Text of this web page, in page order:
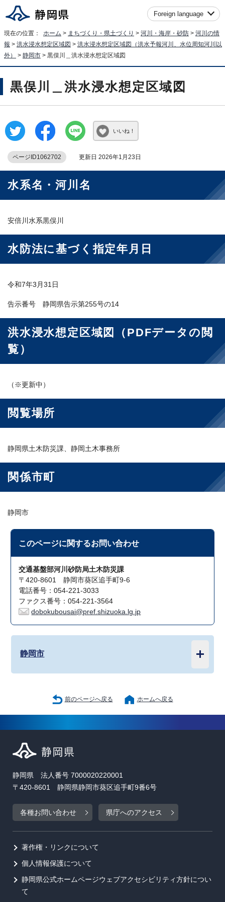
Foreign language
現在の位置： ホーム > まちづくり・県土づくり > 河川・海岸・砂防 > 河川の情
報 > 洪水浸水想定区域図 > 洪水浸水想定区域図（洪水予報河川、水位周知河川以
外）
> 静岡市 > 黒俣川＿洪水浸水想定区域図
黒俣川＿洪水浸水想定区域図
いいね！
ページID1062702 更新日 2026年1月23日
水系名・河川名
安倍川水系黒俣川
水防法に基づく指定年月日
令和7年3月31日
告示番号 静岡県告示第255号の14
洪水浸水想定区域図（PDFデータの閲
覧）
（※更新中）
閲覧場所
静岡県土木防災課、静岡土木事務所
関係市町
静岡市
このページに関するお問い合わせ
交通基盤部河川砂防局土木防災課
〒420-8601 静岡市葵区追手町9-6
電話番号：054-221-3033
ファクス番号：054-221-3564
dobokubousai@pref.shizuoka.lg.jp
静岡市
前のページへ戻る ホームへ戻る
静岡県 法人番号 7000020220001
〒420-8601 静岡県静岡市葵区追手町9番6号
各種お問い合わせ 県庁へのアクセス
著作権・リンクについて
個人情報保護について
静岡県公式ホームページウェブアクセシビリティ方針につい
て